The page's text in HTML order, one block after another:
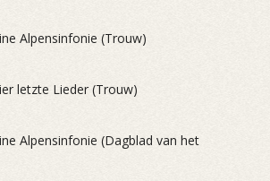
Alpensinfonie (Trouw)
letzte Lieder (Trouw)
Alpensinfonie (Dagblad van het